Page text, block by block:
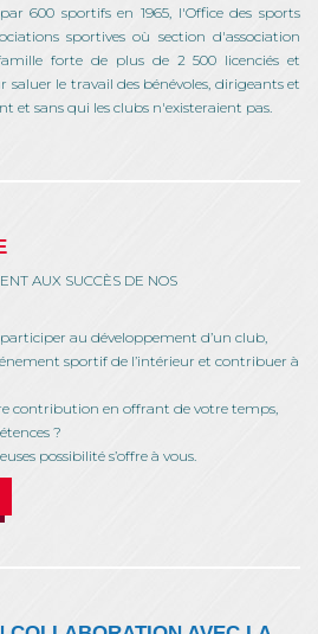
600 sportifs en 1965, l'Office des sports
sportives où section d'association
forte de plus de 2 500 licenciés et
le travail des bénévoles, dirigeants et
et sans qui les clubs n'existeraient pas.
AUX SUCCÈS DE NOS
au développement d’un club,
sportif de l’intérieur et contribuer à
contribution en offrant de votre temps,
?
possibilité s’offre à vous.